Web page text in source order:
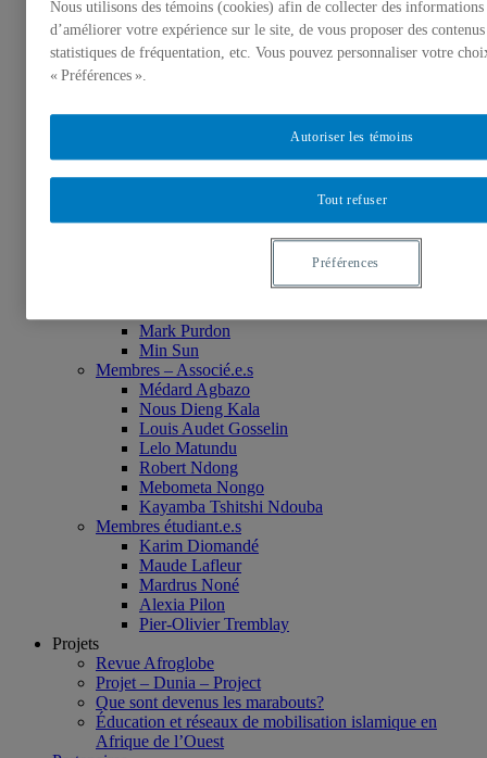
Historique
Membres de l’UQÀM
Monia Abdallah
Christian Agbobli
Isaac Bazié
Karim Diomande
Mark Purdon
Min Sun
Membres – Associé.e.s
Médard Agbazo
Nous Dieng Kala
Louis Audet Gosselin
Lelo Matundu
Robert Ndong
Mebometa Nongo
Kayamba Tshitshi Ndouba
Membres étudiant.e.s
Karim Diomandé
Maude Lafleur
Mardrus Noné
Alexia Pilon
Pier-Olivier Tremblay
Projets
Revue Afroglobe
Projet – Dunia – Project
Que sont devenus les marabouts?
Éducation et réseaux de mobilisation islamique en
Afrique de l’Ouest
Nous utilisons des témoins (cookies) afin de collecter des
d’améliorer votre expérience sur le site, de vous proposer des
statistiques de fréquentation, etc. Vous pouvez personnaliser votre
« Préférences ».
Tout refuser
Autoriser les témoins
Préférences